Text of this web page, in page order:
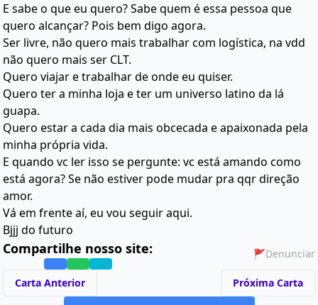
E sabe o que eu quero? Sabe quem é essa pessoa que
quero alcançar? Pois bem digo agora.
Ser livre, não quero mais trabalhar com logística, na vdd
não quero mais ser CLT.
Quero viajar e trabalhar de onde eu quiser.
Quero ter a minha loja e ter um universo latino da lá
guapa.
Quero estar a cada dia mais obcecada e apaixonada pela
minha própria vida.
E quando vc ler isso se pergunte: vc está amando como
está agora? Se não estiver pode mudar pra qqr direção
amor.
Vá em frente aí, eu vou seguir aqui.
Bjjj do futuro
Compartilhe nosso site: 🚩Denunciar
Carta Anterior Próxima Carta